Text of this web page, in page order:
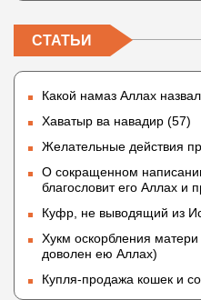
СТАТЬИ
Какой намаз Аллах
Хаватыр ва навадир (57)
Желательные действия
О сокращенном
благословит его Аллах и
Куфр, не выводящий из
Хукм оскорбления
доволен ею Аллах)
Купля-продажа кошек и